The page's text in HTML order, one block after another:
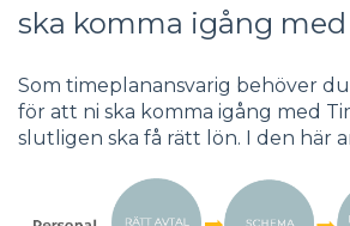
ska komma igång
Som timeplanansvarig behöver
för att ni ska komma igång med
slutligen ska få rätt lön. I den här